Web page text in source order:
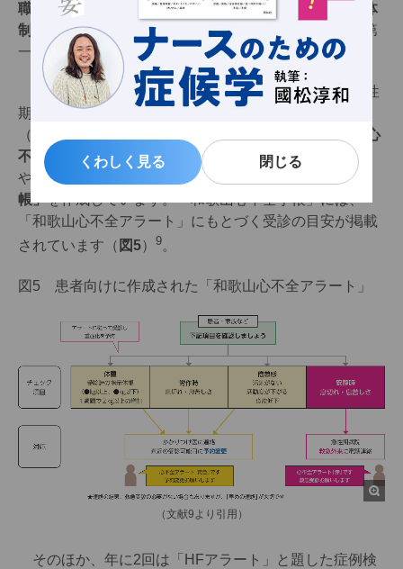
くわしく見る 閉じる
くわしく見る 閉じる
職種が連携して、心不全の発症や重症化を防ぐための体
制をつくることが、心不全パンデミックに立ち向かう第
一歩になります。
筆者の地域でも、約5年前から和歌山市内の5つの急性
期病院が中心となり、和歌山心不全連絡協議会
（現：NPO法人和歌山心不全アラート）を立ち上げ、
心
不全増悪時の共通の受診基準（和歌山心不全アラート）
やその教育、また
自己管理のための「和歌山心不全手
帳」を作成しています。「和歌山心不全手帳」には、
「和歌山心不全アラート」にもとづく受診の目安が掲載
されています（ 図5） 9。
図5 患者向けに作成された「和歌山心不全アラート」
（文献9より引用）
そのほか、年に2回は「HFアラート」と題した症例検